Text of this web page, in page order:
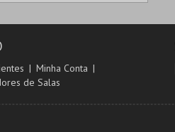
Minha Conta
de Salas